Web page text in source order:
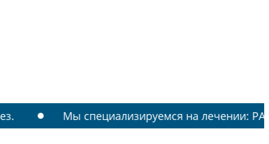
Мы специализируемся на лечении: РАС, ТИКИ,